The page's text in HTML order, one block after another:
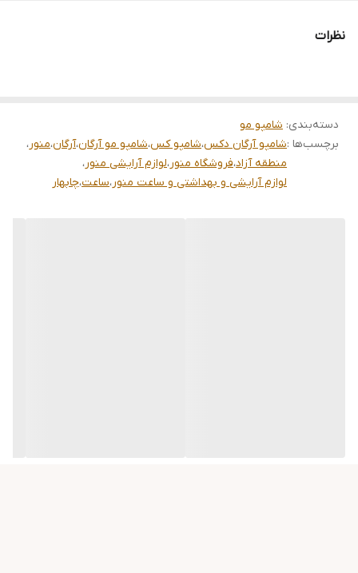
در قسمت سر و ریشه ی مو ها کمک میکند و باعث میشود موها نرم تر،
نظرات
دسته‌بندی: شامپو مو
برچسب‌ها :شامپو آرگان دکس،شامپو کس،شامپو مو آرگان،آرگان،منور،
منطقه آزاد،فروشگاه منور،لوازم آرایشی منور،
لوازم آرایشی و بهداشتی و ساعت منور،ساعت،چابهار